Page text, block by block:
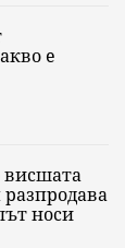
е
висшата
носи